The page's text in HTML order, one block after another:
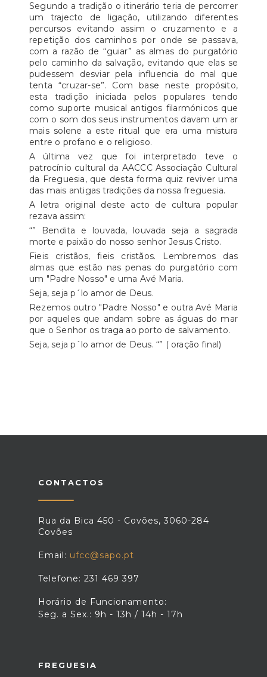
Segundo a tradição o itinerário teria de percorrer
um trajecto de ligação, utilizando diferentes
percursos evitando assim o cruzamento e a
repetição dos caminhos por onde se passava,
com a razão de “guiar” as almas do purgatório
pelo caminho da salvação, evitando que elas se
pudessem desviar pela influencia do mal que
tenta “cruzar-se”. Com base neste propósito,
esta tradição iniciada pelos populares tendo
como suporte musical antigos filarmónicos que
com o som dos seus instrumentos davam um ar
mais solene a este ritual que era uma mistura
entre o profano e o religioso.
A última vez que foi interpretado teve o
patrocínio cultural da AACCC Associação Cultural
da Freguesia, que desta forma quiz reviver uma
das mais antigas tradições da nossa freguesia.
A letra original deste acto de cultura popular
rezava assim:
“” Bendita e louvada, louvada seja a sagrada
morte e paixão do nosso senhor Jesus Cristo.
Fieis cristãos, fieis cristãos. Lembremos das
almas que estão nas penas do purgatório com
um "Padre Nosso" e uma Avé Maria.
Seja, seja p´lo amor de Deus.
Rezemos outro "Padre Nosso" e outra Avé Maria
por aqueles que andam sobre as águas do mar
que o Senhor os traga ao porto de salvamento.
Seja, seja p´lo amor de Deus. “” ( oração final)
CONTACTOS
Rua da Bica 450 - Covões, 3060-284
Covões
Email: ufcc@sapo.pt
Telefone: 231 469 397
Horário de Funcionamento:
Seg. a Sex.: 9h - 13h / 14h - 17h
FREGUESIA